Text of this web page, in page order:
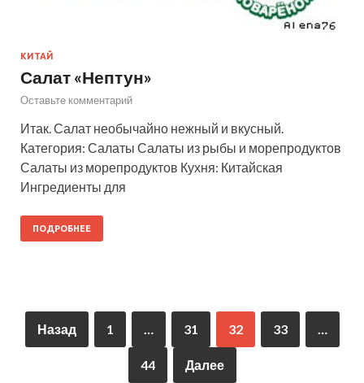
КИТАЙ
Салат «Нептун»
Оставьте комментарий
Итак. Салат необычайно нежный и вкусный.
Категория: Салаты Салаты из рыбы и морепродуктов
Салаты из морепродуктов Кухня: Китайская
Ингредиенты для
ПОДРОБНЕЕ
Назад 1 … 31 32 33 …
44 Далее